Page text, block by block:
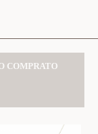
COMPRATO